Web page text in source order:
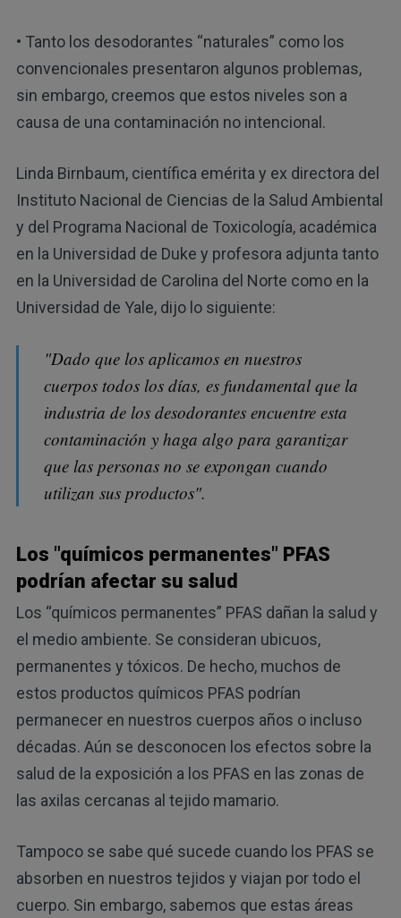
• Tanto los desodorantes “naturales” como los
convencionales presentaron algunos problemas,
sin embargo, creemos que estos niveles son a
causa de una contaminación no intencional.
Linda Birnbaum, científica emérita y ex directora del
Instituto Nacional de Ciencias de la Salud Ambiental
y del Programa Nacional de Toxicología, académica
en la Universidad de Duke y profesora adjunta tanto
en la Universidad de Carolina del Norte como en la
Universidad de Yale, dijo lo siguiente:
"Dado que los aplicamos en nuestros
cuerpos todos los días, es fundamental que la
industria de los desodorantes encuentre esta
contaminación y haga algo para garantizar
que las personas no se expongan cuando
utilizan sus productos".
Los "químicos permanentes" PFAS
podrían afectar su salud
Los “químicos permanentes” PFAS dañan la salud y
el medio ambiente. Se consideran ubicuos,
permanentes y tóxicos. De hecho, muchos de
estos productos químicos PFAS podrían
permanecer en nuestros cuerpos años o incluso
décadas. Aún se desconocen los efectos sobre la
salud de la exposición a los PFAS en las zonas de
las axilas cercanas al tejido mamario.
Tampoco se sabe qué sucede cuando los PFAS se
absorben en nuestros tejidos y viajan por todo el
cuerpo. Sin embargo, sabemos que estas áreas